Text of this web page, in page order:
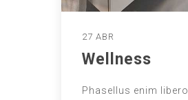
27 ABR
Wellness
Phasellus enim libero,